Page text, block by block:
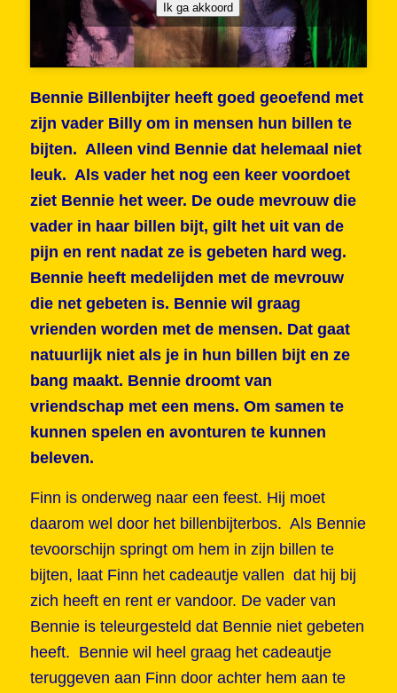
Ik ga akkoord
Bennie Billenbijter heeft goed geoefend met
zijn vader Billy om in mensen hun billen te
bijten. Alleen vind Bennie dat helemaal niet
leuk. Als vader het nog een keer voordoet
ziet Bennie het weer. De oude mevrouw die
vader in haar billen bijt, gilt het uit van de
pijn en rent nadat ze is gebeten hard weg.
Bennie heeft medelijden met de mevrouw
die net gebeten is. Bennie wil graag
vrienden worden met de mensen. Dat gaat
natuurlijk niet als je in hun billen bijt en ze
bang maakt. Bennie droomt van
vriendschap met een mens. Om samen te
kunnen spelen en avonturen te kunnen
beleven.
Finn is onderweg naar een feest. Hij moet
daarom wel door het billenbijterbos. Als Bennie
tevoorschijn springt om hem in zijn billen te
bijten, laat Finn het cadeautje vallen dat hij bij
zich heeft en rent er vandoor. De vader van
Bennie is teleurgesteld dat Bennie niet gebeten
heeft. Bennie wil heel graag het cadeautje
teruggeven aan Finn door achter hem aan te